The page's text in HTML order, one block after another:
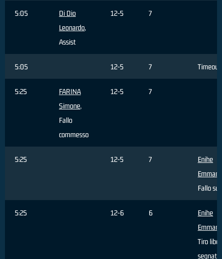
5:05
Di Dio
Leonardo,
Assist
12-5 7
5:05 12-5 7 Timeout
5:25
FARINA
Simone,
Fallo
commesso
12-5 7
5:25 12-5 7
Enihe
Fallo
5:25 12-6 6
Enihe
Tiro
segnato